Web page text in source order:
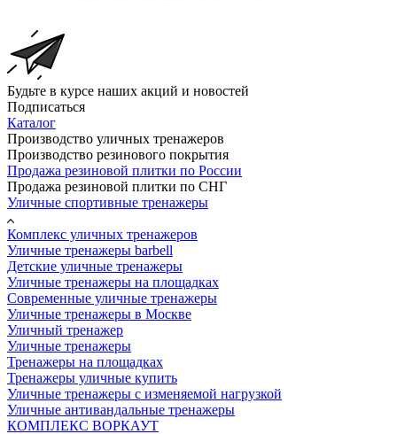
Будьте в курсе наших акций и новостей
Подписаться
Каталог
Производство уличных тренажеров
Производство резинового покрытия
Продажа резиновой плитки по России
Продажа резиновой плитки по СНГ
Уличные спортивные тренажеры
Комплекс уличных тренажеров
Уличные тренажеры barbell
Детские уличные тренажеры
Уличные тренажеры на площадках
Современные уличные тренажеры
Уличные тренажеры в Москве
Уличный тренажер
Уличные тренажеры
Тренажеры на площадках
Тренажеры уличные купить
Уличные тренажеры с изменяемой нагрузкой
Уличные антивандальные тренажеры
КОМПЛЕКС ВОРКАУТ